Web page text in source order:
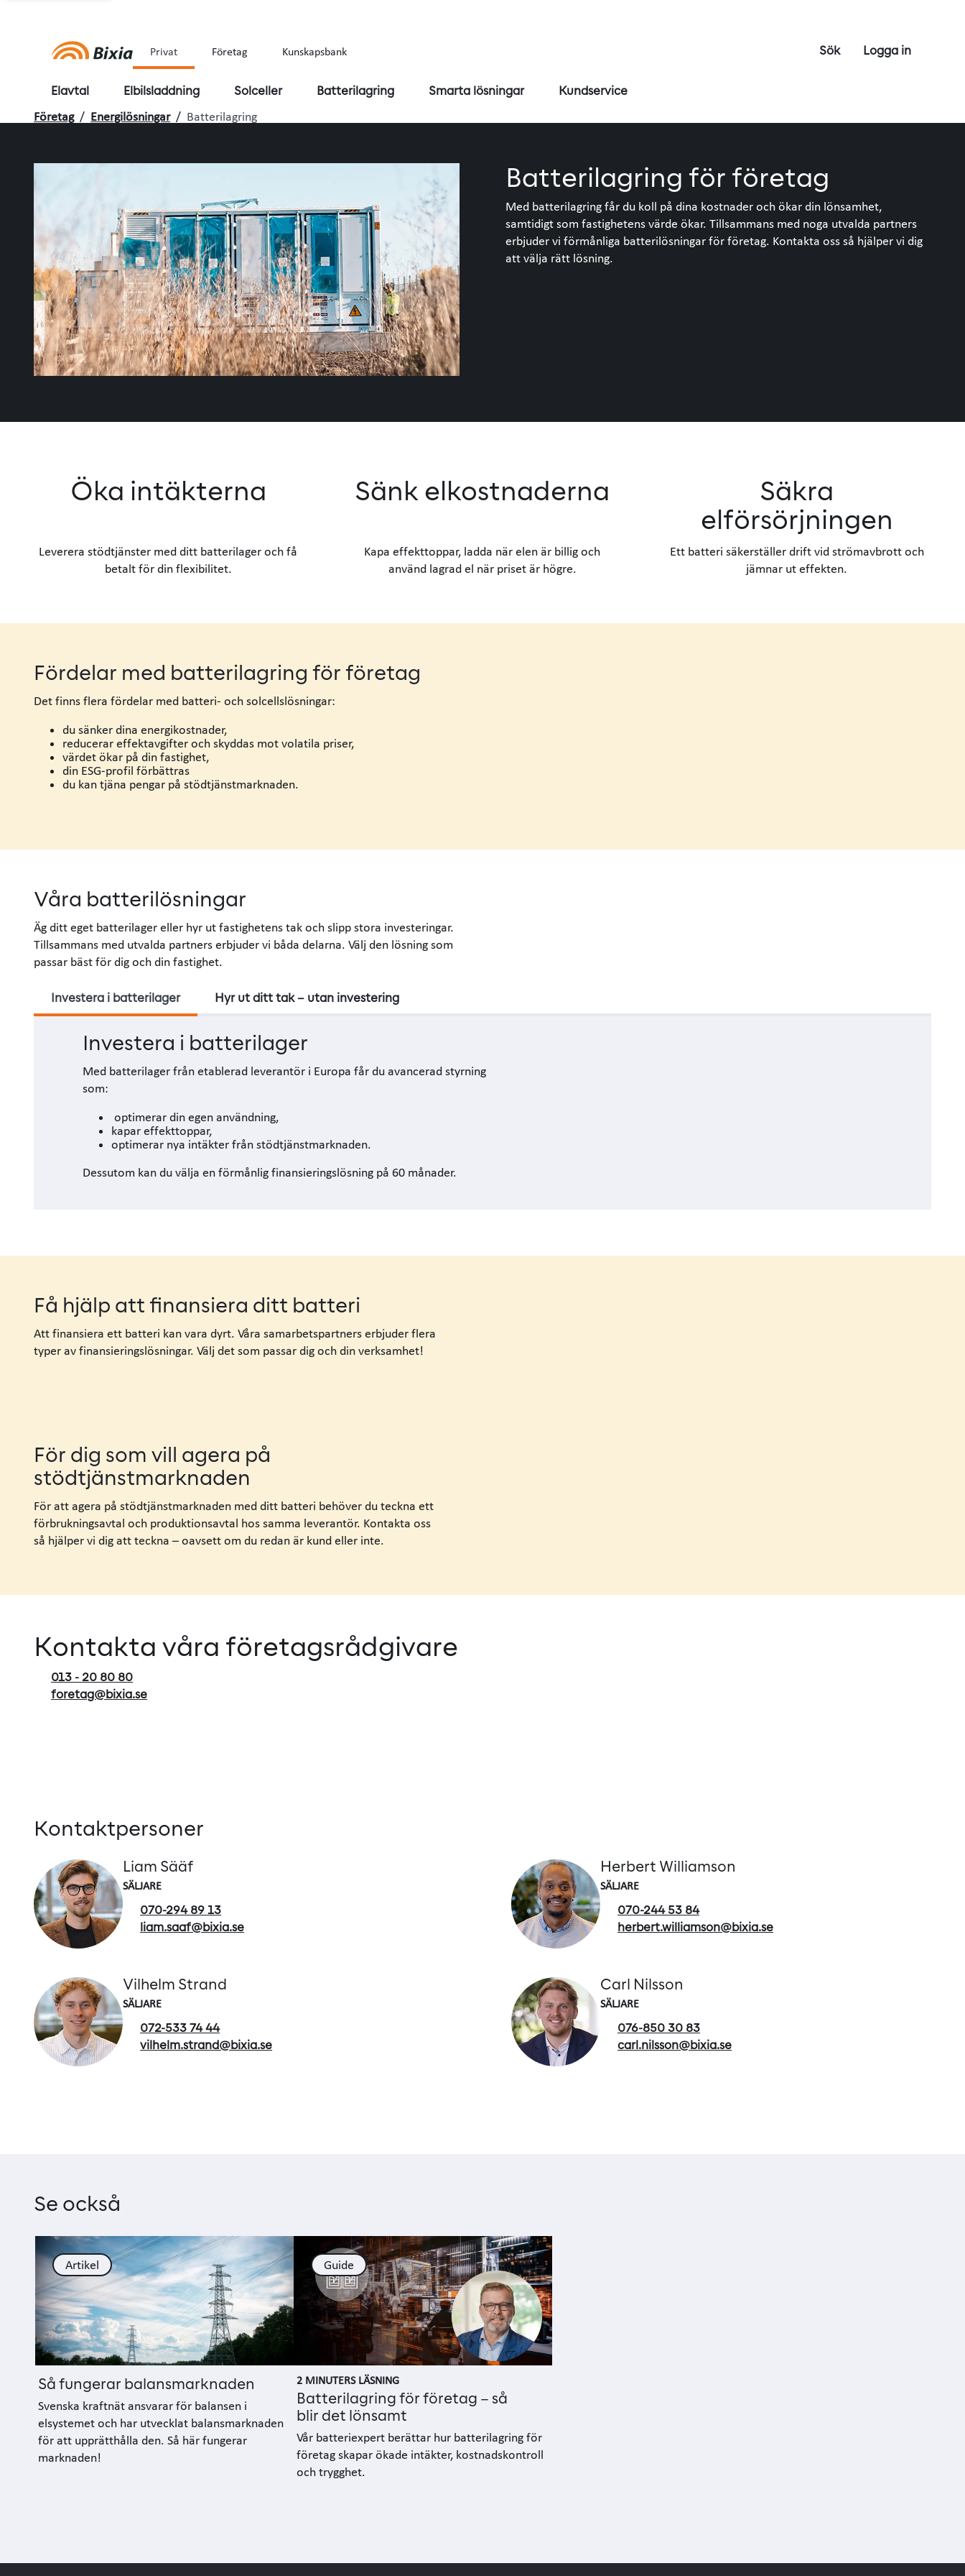
Privat Företag Kunskapsbank Sök Logga in
Elavtal Elbilsladdning Solceller Batterilagring Smarta lösningar Kundservice
Företag / Energilösningar / Batterilagring
Batterilagring för företag
Med batterilagring får du koll på dina kostnader och ökar din lönsamhet,
samtidigt som fastighetens värde ökar. Tillsammans med noga utvalda partners
erbjuder vi förmånliga batterilösningar för företag. Kontakta oss så hjälper vi dig
att välja rätt lösning.
Öka intäkterna
Leverera stödtjänster med ditt batterilager och få
betalt för din flexibilitet.
Sänk elkostnaderna
Kapa effekttoppar, ladda när elen är billig och
använd lagrad el när priset är högre.
Säkra
elförsörjningen
Ett batteri säkerställer drift vid strömavbrott och
jämnar ut effekten.
Fördelar med batterilagring för företag
Det finns flera fördelar med batteri-och solcellslösningar:
du sänker dina energikostnader,
reducerar effektavgifter och skyddas mot volatila priser,
värdet ökar på din fastighet,
din ESG-profil förbättras
du kan tjäna pengar på stödtjänstmarknaden.
Våra batterilösningar
Äg ditt eget batterilager eller hyr ut fastighetens tak och slipp stora investeringar.
Tillsammans med utvalda partners erbjuder vi båda delarna. Välj den lösning som
passar bäst för dig och din fastighet.
Investera i batterilager Hyr ut ditt tak – utan investering
Investera i batterilager
Med batterilager från etablerad leverantör i Europa får du avancerad styrning
som:
optimerar din egen användning,
kapar effekttoppar,
optimerar nya intäkter från stödtjänstmarknaden.
Dessutom kan du välja en förmånlig finansieringslösning på 60 månader.
Få hjälp att finansiera ditt batteri
Att finansiera ett batteri kan vara dyrt.Våra samarbetspartners erbjuder flera
typer av finansieringslösningar. Välj det som passar dig och din verksamhet!
För dig som vill agera på
stödtjänstmarknaden
För att agera på stödtjänstmarknaden med ditt batteri behöver du tecknaett
förbrukningsavtal och produktionsavtal hos samma leverantör. Kontakta oss
så hjälpervidig att teckna – oavsett om du redan är kund eller inte.
Kontakta våra företagsrådgivare
013 - 20 80 80
foretag@bixia.se
Kontaktpersoner
Liam Sääf
SÄLJARE
070-294 89 13
liam.saaf@bixia.se
Herbert Williamson
SÄLJARE
070-244 53 84
herbert.williamson@bixia.se
Vilhelm Strand
SÄLJARE
072-533 74 44
vilhelm.strand@bixia.se
Carl Nilsson
SÄLJARE
076-850 30 83
carl.nilsson@bixia.se
Se också
Artikel
Så fungerar balansmarknaden
Svenska kraftnät ansvarar för balansen i
elsystemet och har utvecklat balansmarknaden
för att upprätthålla den. Så här fungerar
marknaden!
Guide
2 MINUTERS LÄSNING
Batterilagring för företag – så
blir det lönsamt
Vår batteriexpert berättar hur batterilagring för
företag skapar ökade intäkter, kostnadskontroll
och trygghet.